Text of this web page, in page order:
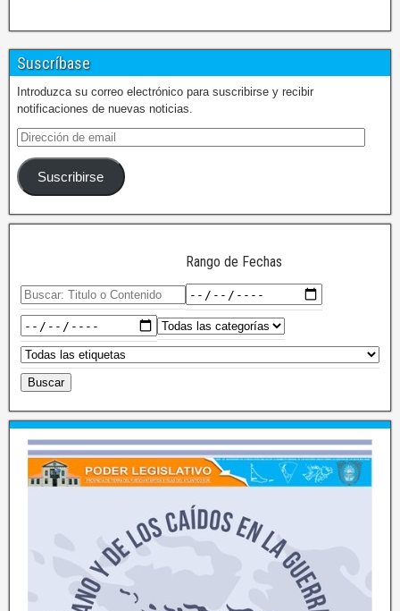
Suscríbase
Introduzca su correo electrónico para suscribirse y recibir
notificaciones de nuevas noticias.
Suscribirse
Rango de Fechas